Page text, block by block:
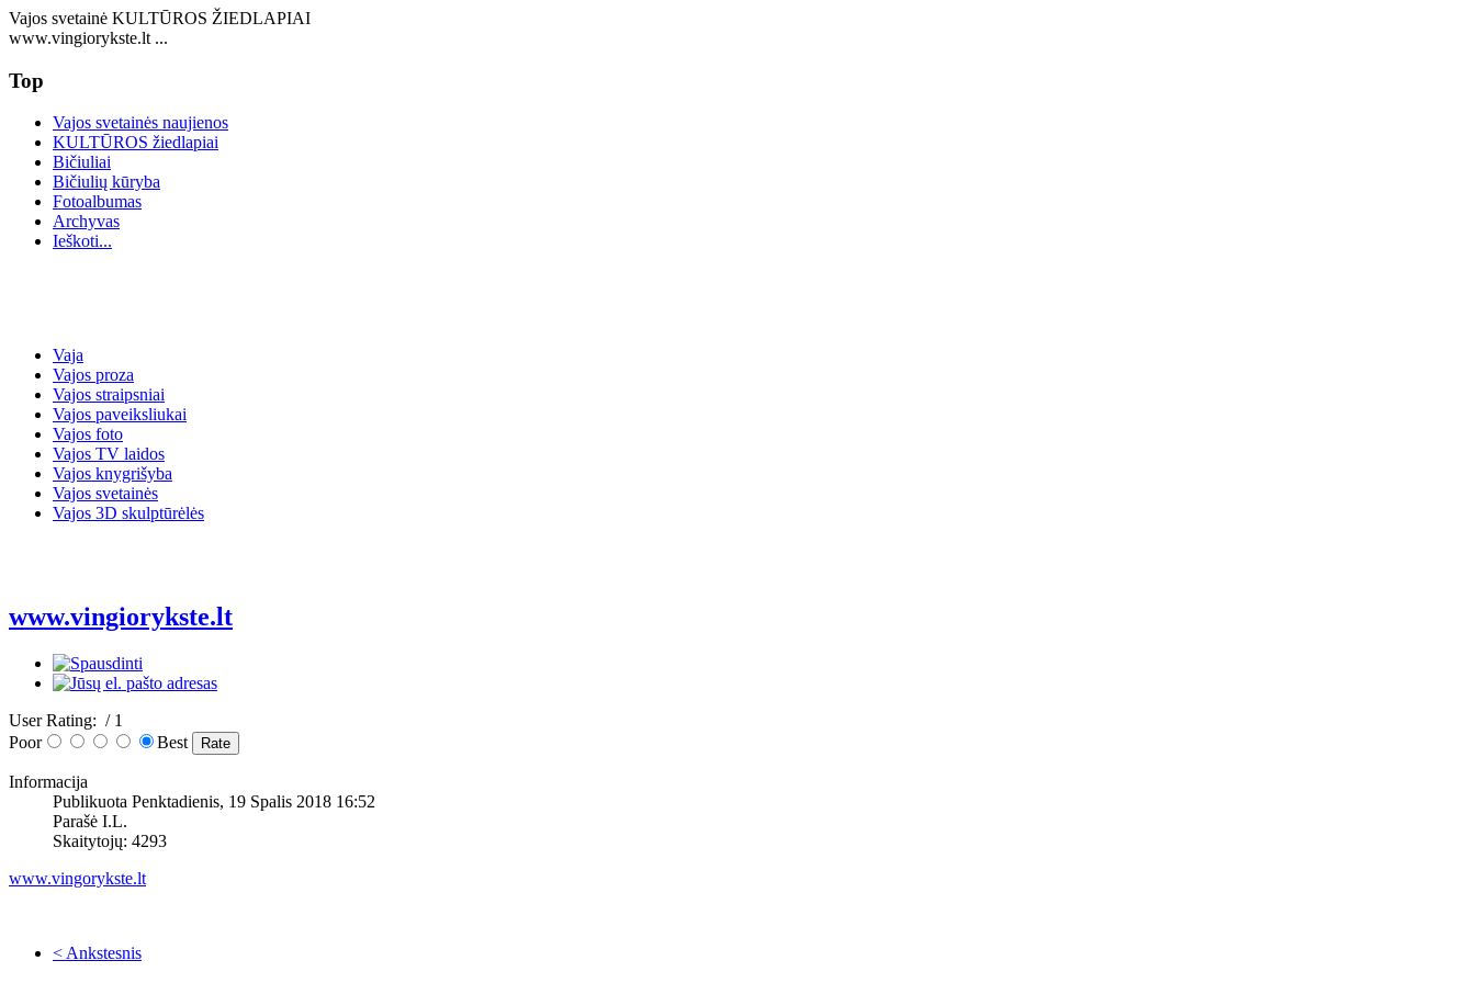
Vajos svetainė KULTŪROS ŽIEDLAPIAI
www.vingiorykste.lt ...
Top
Vajos svetainės naujienos
KULTŪROS žiedlapiai
Bičiuliai
Bičiulių kūryba
Fotoalbumas
Archyvas
Ieškoti...
Vaja
Vajos proza
Vajos straipsniai
Vajos paveiksliukai
Vajos foto
Vajos TV laidos
Vajos knygrišyba
Vajos svetainės
Vajos 3D skulptūrėlės
www.vingiorykste.lt
User Rating: / 1
Poor
Best
Informacija
Publikuota Penktadienis, 19 Spalis 2018 16:52
Parašė I.L.
Skaitytojų: 4293
www.vingorykste.lt
< Ankstesnis